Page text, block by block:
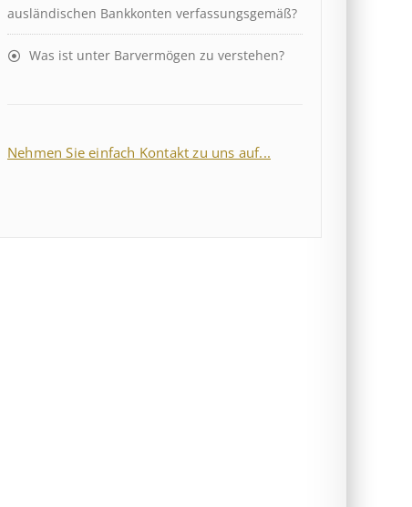
aus­länd­isch­en Bank­kont­en ver­fass­ungs­ge­mäß?
Was ist unter Barvermögen zu verstehen?
Nehmen Sie einfach Kontakt zu uns auf...